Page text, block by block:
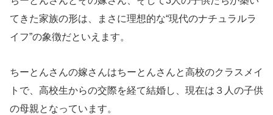
てきた家族の形は、まさに理想的な“現代のナチュラルラ
イフ”の象徴だといえます。
ちーとんさんの嫁さんはちーとんさんと高校のクラスメイ
トで、高校生からの交際を経て結婚し、現在は３人の子供
の母親となっています。